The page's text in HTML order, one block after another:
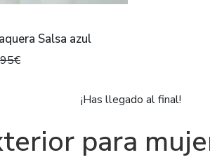
Salsa azul
¡Has llegado al final!
para